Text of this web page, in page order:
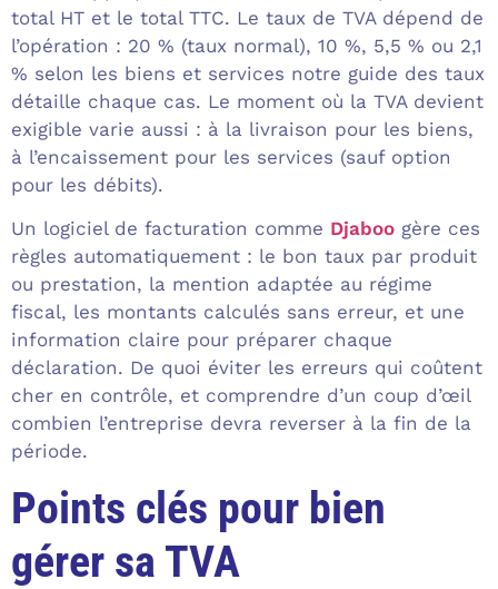
total HT et le total TTC. Le taux de TVA dépend de
l’opération : 20 % (taux normal), 10 %, 5,5 % ou 2,1
% selon les biens et services notre guide des taux
détaille chaque cas. Le moment où la TVA devient
exigible varie aussi : à la livraison pour les biens,
à l’encaissement pour les services (sauf option
pour les débits).
Un logiciel de facturation comme Djaboo gère ces
règles automatiquement : le bon taux par produit
ou prestation, la mention adaptée au régime
fiscal, les montants calculés sans erreur, et une
information claire pour préparer chaque
déclaration. De quoi éviter les erreurs qui coûtent
cher en contrôle, et comprendre d’un coup d’œil
combien l’entreprise devra reverser à la fin de la
période.
Points clés pour bien
gérer sa TVA